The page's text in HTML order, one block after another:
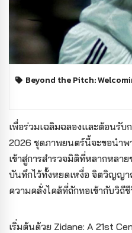
Beyond the Pitch:
เพื่อร่วมเฉลิมฉลองและต้อนรับ
2026 ชุดภาพยนตร์นี้จะขอนำ
เข้าสู่การสำรวจมิติที่หลากหลา
บันทึกไว้ทั้งหยดเหงื่อ จิตวิญญา
ความคลั่งไคล้ที่ถักทอเข้ากับวิ
เริ่มต้นด้วย Zidane: A 21st